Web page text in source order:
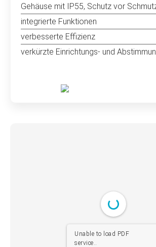
Gehäuse mit IP55, Schutz vor
integrierte Funktionen
verbesserte Effizienz
verkürzte Einrichtungs- und
Unable to load PDF
service..